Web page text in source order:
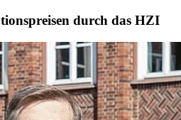
durch das HZI